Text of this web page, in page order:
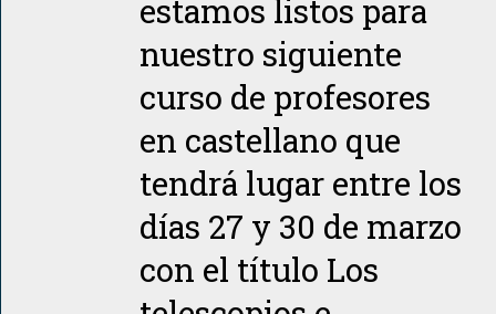
estamos listos para
nuestro siguiente
curso de profesores
en castellano que
tendrá lugar entre los
días 27 y 30 de marzo
con el título Los